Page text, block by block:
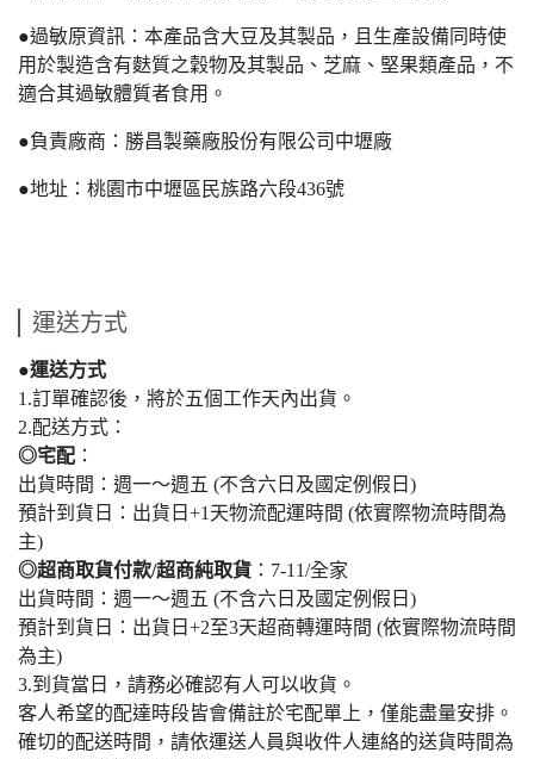
●過敏原資訊：本產品含大豆及其製品，且生產設備同時使
用於製造含有麩質之穀物及其製品、芝麻、堅果類產品，不
適合其過敏體質者食用。
●負責廠商：勝昌製藥廠股份有限公司中壢廠
●地址：桃園市中壢區民族路六段436號
運送方式
●運送方式
1.訂單確認後，將於五個工作天內出貨。
2.配送方式：
◎宅配 ：
出貨時間：週一～週五 (不含六日及國定例假日)
預計到貨日：出貨日+1天物流配運時間 (依實際物流時間為
主)
◎超商取貨付款/超商純取貨 ：7-11/全家
出貨時間：週一～週五 (不含六日及國定例假日)
預計到貨日：出貨日+2至3天超商轉運時間 (依實際物流時間
為主)
3.到貨當日，請務必確認有人可以收貨。
客人希望的配達時段皆會備註於宅配單上，僅能盡量安排。
確切的配送時間，請依運送人員與收件人連絡的送貨時間為